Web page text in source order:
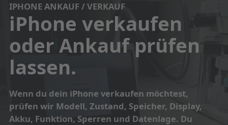
IPHONE ANKAUF / VERKAUF
iPhone verkaufen
oder Ankauf prüfen
lassen.
Wenn du dein iPhone verkaufen möchtest,
prüfen wir Modell, Zustand, Speicher, Display,
Akku, Funktion, Sperren und Datenlage. Du